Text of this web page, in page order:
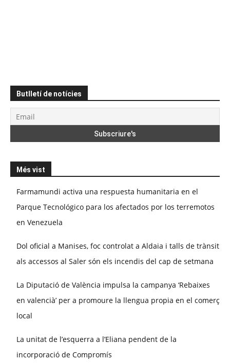
Butlletí de notícies
Més vist
Farmamundi activa una respuesta humanitaria en el
Parque Tecnológico para los afectados por los terremotos
en Venezuela
Dol oficial a Manises, foc controlat a Aldaia i talls de trànsit
als accessos al Saler són els incendis del cap de setmana
La Diputació de València impulsa la campanya ‘Rebaixes
en valencià’ per a promoure la llengua propia en el comerç
local
La unitat de l’esquerra a l’Eliana pendent de la
incorporació de Compromís